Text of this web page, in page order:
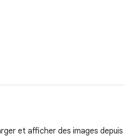
et afficher des images